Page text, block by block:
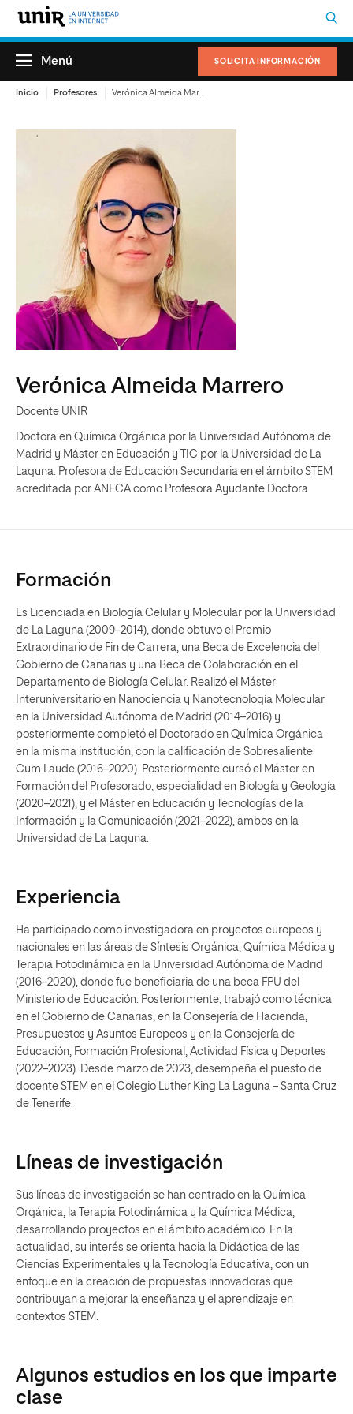
SOLICITA INFORMACIÓN
Menú
Inicio Profesores
Verónica Almeida Marrero
Docente UNIR
Doctora en Química Orgánica por la Universidad Autónoma de
Madrid y Máster en Educación y TIC por la Universidad de La
Laguna. Profesora de Educación Secundaria en el ámbito STEM
acreditada por ANECA como Profesora Ayudante Doctora
Formación
Es Licenciada en Biología Celular y Molecular por la Universidad
de La Laguna (2009–2014), donde obtuvo el Premio
Extraordinario de Fin de Carrera, una Beca de Excelencia del
Gobierno de Canarias y una Beca de Colaboración en el
Departamento de Biología Celular. Realizó el Máster
Interuniversitario en Nanociencia y Nanotecnología Molecular
en la Universidad Autónoma de Madrid (2014–2016) y
posteriormente completó el Doctorado en Química Orgánica
en la misma institución, con la calificación de Sobresaliente
Cum Laude (2016–2020). Posteriormente cursó el Máster en
Formación del Profesorado, especialidad en Biología y Geología
(2020–2021), y el Máster en Educación y Tecnologías de la
Información y la Comunicación (2021–2022), ambos en la
Universidad de La Laguna.
Experiencia
Ha participado como investigadora en proyectos europeos y
nacionales en las áreas de Síntesis Orgánica, Química Médica y
Terapia Fotodinámica en la Universidad Autónoma de Madrid
(2016–2020), donde fue beneficiaria de una beca FPU del
Ministerio de Educación. Posteriormente, trabajó como técnica
en el Gobierno de Canarias, en la Consejería de Hacienda,
Presupuestos y Asuntos Europeos y en la Consejería de
Educación, Formación Profesional, Actividad Física y Deportes
(2022–2023). Desde marzo de 2023, desempeña el puesto de
docente STEM en el Colegio Luther King La Laguna – Santa Cruz
de Tenerife.
Líneas de investigación
Sus líneas de investigación se han centrado en la Química
Orgánica, la Terapia Fotodinámica y la Química Médica,
desarrollando proyectos en el ámbito académico. En la
actualidad, su interés se orienta hacia la Didáctica de las
Ciencias Experimentales y la Tecnología Educativa, con un
enfoque en la creación de propuestas innovadoras que
contribuyan a mejorar la enseñanza y el aprendizaje en
contextos STEM.
Algunos estudios en los que imparte
clase